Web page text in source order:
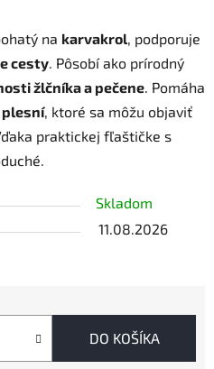
na karvakrol, podporuje
cesty. Pôsobí ako prírodný
žlčníka a pečene. Pomáha
plesní, ktoré sa môžu objaviť
praktickej fľaštičke s
Skladom
11.08.2026
DO KOŠÍKA